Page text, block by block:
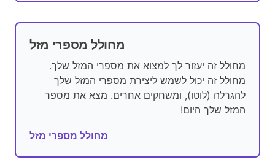
מחולל מספרי מזל
מחולל זה יעזור לך למצוא את מספרי המזל שלך.
מחולל זה יכול לשמש ליצירת מספרי המזל שלך
להגרלה (לוטו), ומשחקים אחרים. מצא את מספר
המזל שלך היום!
מחולל מספרי מזל